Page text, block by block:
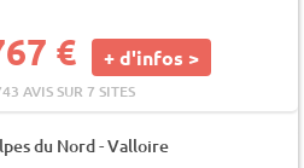
€ + d'infos >
AVIS SUR 7 SITES
du Nord-Valloire